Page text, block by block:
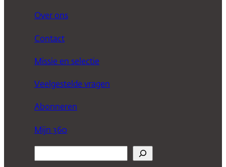
Over ons
Contact
Missie en selectie
Veelgestelde vragen
Abonneren
Mijn 360